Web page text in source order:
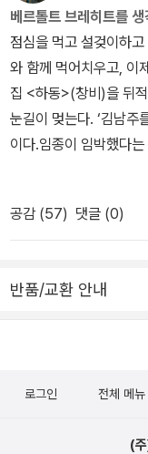
걸리와도 제법 잘 어울
긴다. 짙은 가수의 노래
연주자들이 앳되다. 시
주에 노래다. 떠블베이
테이블이 연신 폰으로 촬영각이다.1 빗 속을
야기를 나눈다. 책 벗은
대한 부분인데, 그 이력
고 피드백을 받기로 한
에 연관된 것이기도 하
고도 전한다. 3 이분법
점으로서 그나마 쉬운
그 이상이라는 말.도서
베르톨트 브레히트를 생
점심을 먹고 설겆이하
와 함께 먹어치우고, 이
집 <하동>(창비)을 뒤
눈길이 멎는다. ‘김남주
이다.임종이 임박했다
다. ˝개 같은 세상에 태
남은 너희들은 절대로
병실 복도에 나와 나는
‘아침저녁으로 읽기 위
리고 개처럼 살지 말아
인가. 우리는 빗방울
공감 (57) 댓글 (0)
반품/교환 안내
로그인 전체 메뉴
(